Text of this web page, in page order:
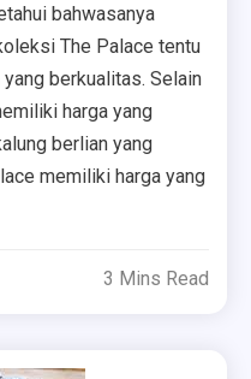
bahwasanya
The Palace tentu
berkualitas. Selain
harga yang
berlian yang
memiliki harga yang
3 Mins Read